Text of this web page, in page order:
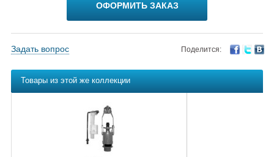
ОФОРМИТЬ ЗАКАЗ
Задать вопрос Поделится:
Товары из этой же коллекции